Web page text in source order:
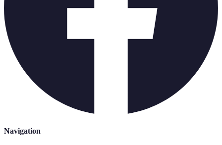
Navigation